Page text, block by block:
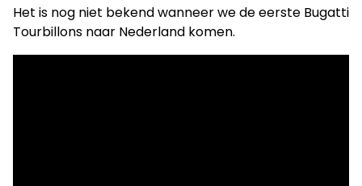
Het is nog niet bekend wanneer we de eerste Bugatti
Tourbillons naar Nederland komen.